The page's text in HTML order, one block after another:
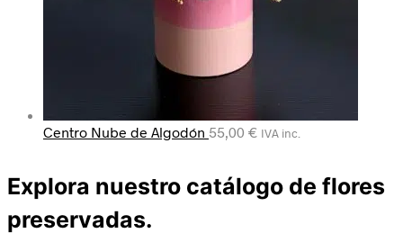
Centro Nube de Algodón 55,00 € IVA inc.
Explora nuestro catálogo de flores
preservadas.